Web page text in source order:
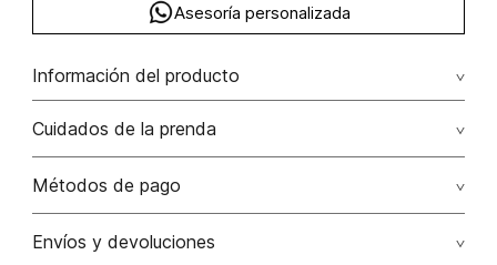
Asesoría personalizada
Información del producto
Pantalon tiro recto en principe de gales poliéster 80% rayón
20% 80.00% poliéster/polyester20.00% rayón/rayon
Cuidados de la prenda
Lavar a mano por separado / no dejar en remojo / no
Métodos de pago
Tarjetas de crédito: Visa, Dinners, Master Card y American
Envíos y devoluciones